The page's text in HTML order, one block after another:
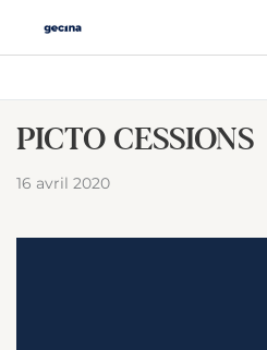
PICTO CESSIONS
16 avril 2020